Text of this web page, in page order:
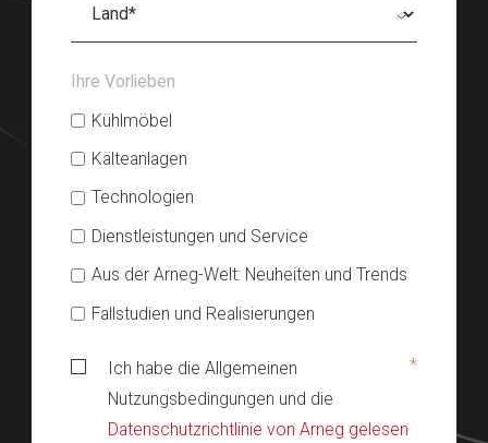
Ihre Vorlieben
Kühlmöbel
Kälteanlagen
Technologien
Dienstleistungen und Service
Aus der Arneg-Welt: Neuheiten und Trends
Fallstudien und Realisierungen
Ich habe die Allgemeinen
Nutzungsbedingungen und die
Datenschutzrichtlinie von Arneg gelesen
*